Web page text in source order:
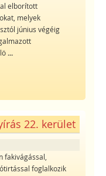
elborított
melyek
június végéig
...
22. kerület
fakivágással,
foglalkozik